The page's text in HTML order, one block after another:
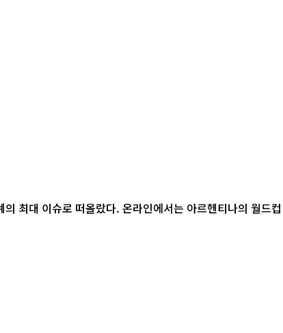
최대 이슈로 떠올랐다. 온라인에서는 아르헨티나의 월드컵